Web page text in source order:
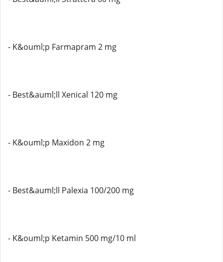
- K&ouml;p Farmapram 2 mg
- Best&auml;ll Xenical 120 mg
- K&ouml;p Maxidon 2 mg
- Best&auml;ll Palexia 100/200 mg
- K&ouml;p Ketamin 500 mg/10 ml